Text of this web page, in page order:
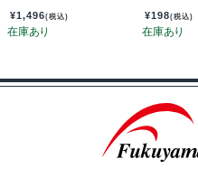
¥1,496(税込) ¥198(税込)